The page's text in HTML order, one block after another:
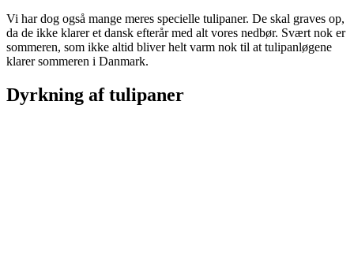
Vi har dog også mange meres specielle tulipaner. De skal graves op,
da de ikke klarer et dansk efterår med alt vores nedbør. Svært nok er
sommeren, som ikke altid bliver helt varm nok til at tulipanløgene
klarer sommeren i Danmark.
Dyrkning af tulipaner